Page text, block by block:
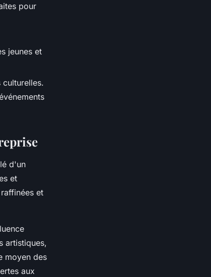
pour
jeunes et
d'un
et
et
artistiques,
moyen des
aux